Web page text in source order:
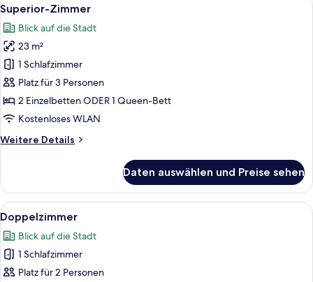
Fotos
für
Superior-
Zimmer
anzeigen
9
Superior-Zimmer
Blick auf die Stadt
23 m²
1 Schlafzimmer
Platz für 3 Personen
2 Einzelbetten ODER 1 Queen-Bett
Kostenloses WLAN
Weitere Details
Weitere
Zimmer
Daten auswählen und Preise sehen
Alle
Fotos
für
Doppelzimmer
anzeigen
Ein Hotelzimmer mit einem Bett,
5
Doppelzimmer
Blick auf die Stadt
1 Schlafzimmer
Platz für 2 Personen